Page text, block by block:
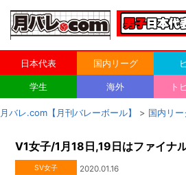
日本代表 国内リーグ
学生 海外 ト
月バレ.com【月刊バレーボール】 > 国内リー
V1女子/1月18日,19日はファイナ
SV女子 2020.01.16